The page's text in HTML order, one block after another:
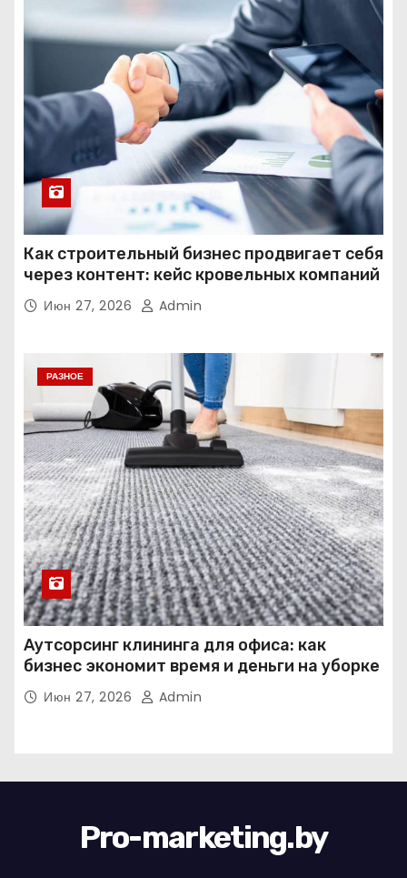
Как строительный бизнес продвигает себя
через контент: кейс кровельных компаний
Июн 27, 2026 Admin
РАЗНОЕ
Аутсорсинг клининга для офиса: как
бизнес экономит время и деньги на уборке
Июн 27, 2026 Admin
Pro-marketing.by